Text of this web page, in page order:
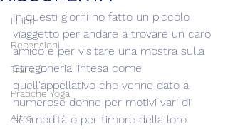
I Libri
Recensioni
Transiti
Pratiche Yoga
Altro
In questi giorni ho fatto un piccolo
viaggetto per andare a trovare un caro
amico e per visitare una mostra sulla
Stregoneria, intesa come
quell'appellativo che venne dato a
numerose donne per motivi vari di
scomodità o per timore della loro